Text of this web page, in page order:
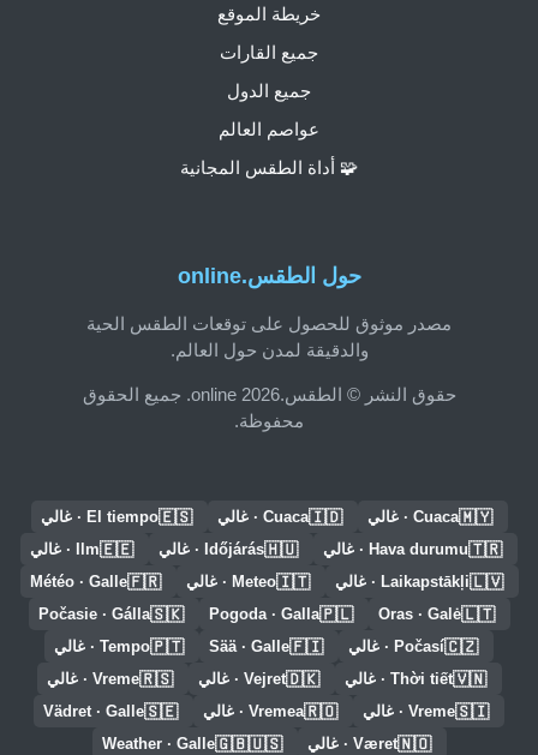
حول الطقس.online
مصدر موثوق للحصول على توقعات الطقس الحية
والدقيقة لمدن حول العالم.
حقوق النشر © الطقس.online 2026. جميع الحقوق
محفوظة.
خريطة الموقع
جميع القارات
جميع الدول
عواصم العالم
🧩 أداة الطقس المجانية
🇲🇾Cuaca · غالي 🇮🇩Cuaca · غالي 🇪🇸El tiempo · غالي
🇹🇷Hava durumu · غالي 🇭🇺Időjárás · غالي 🇪🇪Ilm · غالي
🇱🇻Laikapstākļi · غالي 🇮🇹Meteo · غالي 🇫🇷
Météo · Galle
🇱🇹
Oras · Galė
🇵🇱
Pogoda · Galla
🇸🇰
Počasie · Gálla
🇨🇿Počasí · غالي 🇫🇮
Sää · Galle
🇵🇹Tempo · غالي
🇻🇳Thời tiết · غالي 🇩🇰Vejret · غالي 🇷🇸Vreme · غالي
🇸🇮Vreme · غالي 🇷🇴Vremea · غالي 🇸🇪
Vädret · Galle
🇳🇴Været · غالي 🇬🇧🇺🇸
Weather · Galle